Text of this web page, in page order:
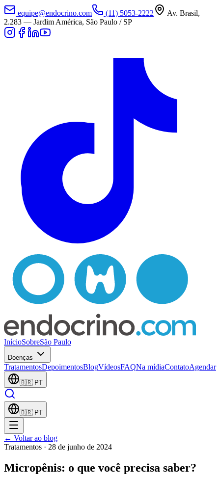
equipe@endocrino.com (11) 5053-2222
Av. Brasil,
2.283 — Jardim América, São Paulo / SP
InícioSobreSão Paulo
Doenças
TratamentosDepoimentosBlogVídeosFAQNa mídiaContatoAgendar
🇧🇷 PT
🇧🇷 PT
← Voltar ao blog
Tratamentos · 28 de junho de 2024
Micropênis: o que você precisa saber?